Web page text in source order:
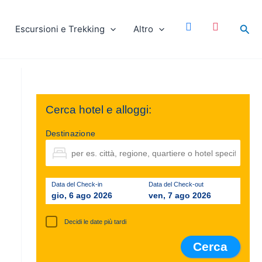
Escursioni e Trekking Altro
Cerca hotel e alloggi:
Destinazione
Data del Check-in
gio, 6 ago 2026
Data del Check-out
ven, 7 ago 2026
Decidi le date più tardi